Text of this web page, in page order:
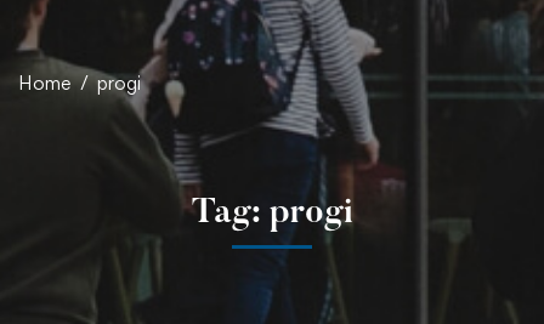
Home progi
Tag: progi